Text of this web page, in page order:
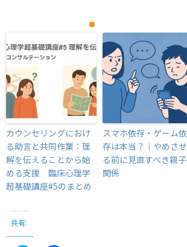
カウンセリングにおけ
る助言と共同作業：理
解を伝えることから始
める支援 臨床心理学
超基礎講座#5のまとめ
スマホ依存・ゲーム依
存は本当？｜やめさせ
る前に見直すべき親子
関係
共有: